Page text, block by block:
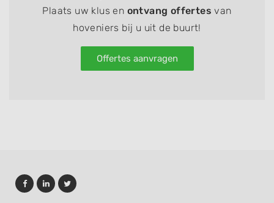
Plaats uw klus en ontvang offertes van
hoveniers bij u uit de buurt!
Offertes aanvragen